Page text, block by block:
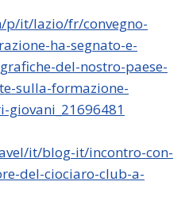
p/it/lazio/fr/convegno-
ha-segnato-e-
del-nostro-paese-
sulla-formazione-
giovani_21696481
it/blog-it/incontro-con-
del-ciociaro-club-a-